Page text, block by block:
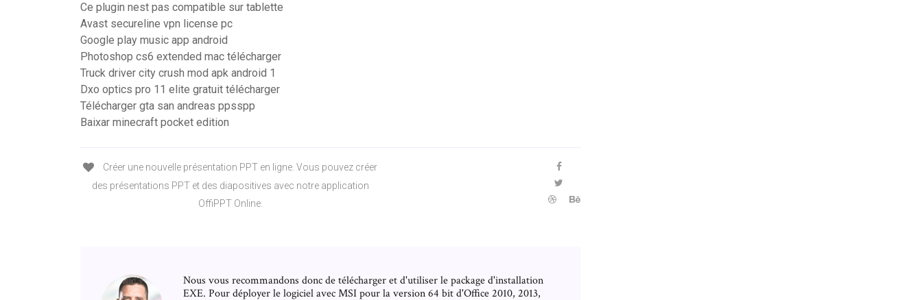
Ce plugin nest pas compatible sur tablette
Avast secureline vpn license pc
Google play music app android
Photoshop cs6 extended mac télécharger
Truck driver city crush mod apk android 1
Dxo optics pro 11 elite gratuit télécharger
Télécharger gta san andreas ppsspp
Baixar minecraft pocket edition
Créer une nouvelle présentation PPT en ligne. Vous pouvez créer
des présentations PPT et des diapositives avec notre application
OffiPPT Online.
Nous vous recommandons donc de télécharger et d'utiliser le package d'installation
EXE. Pour déployer le logiciel avec MSI pour la version 64 bit d'Office 2010, 2013,